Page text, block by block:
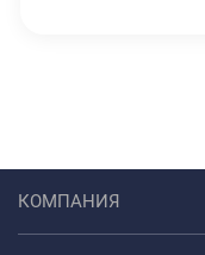
КОМПАНИЯ